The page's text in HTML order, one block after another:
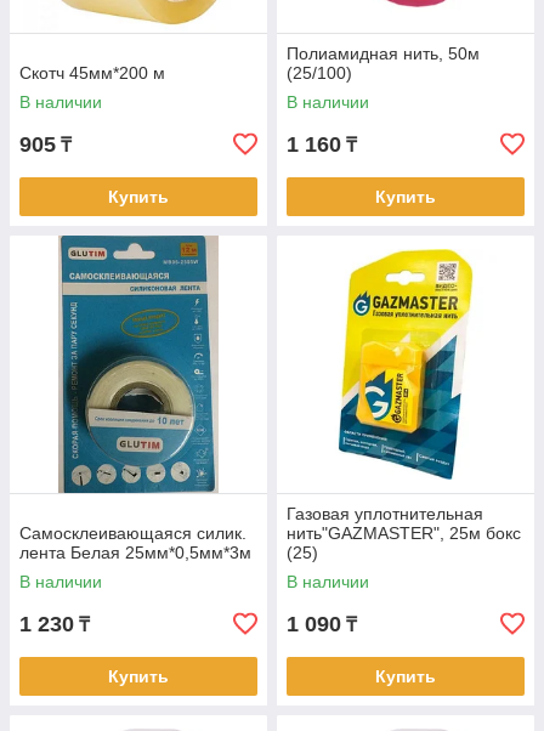
Скотч 45мм*200 м
В наличии
905 ₸
Купить
Полиамидная нить, 50м
(25/100)
В наличии
1 160 ₸
Купить
Самосклеивающаяся силик.
лента Белая 25мм*0,5мм*3м
В наличии
1 230 ₸
Купить
Газовая уплотнительная
нить"GAZMASTER", 25м бокс
(25)
В наличии
1 090 ₸
Купить